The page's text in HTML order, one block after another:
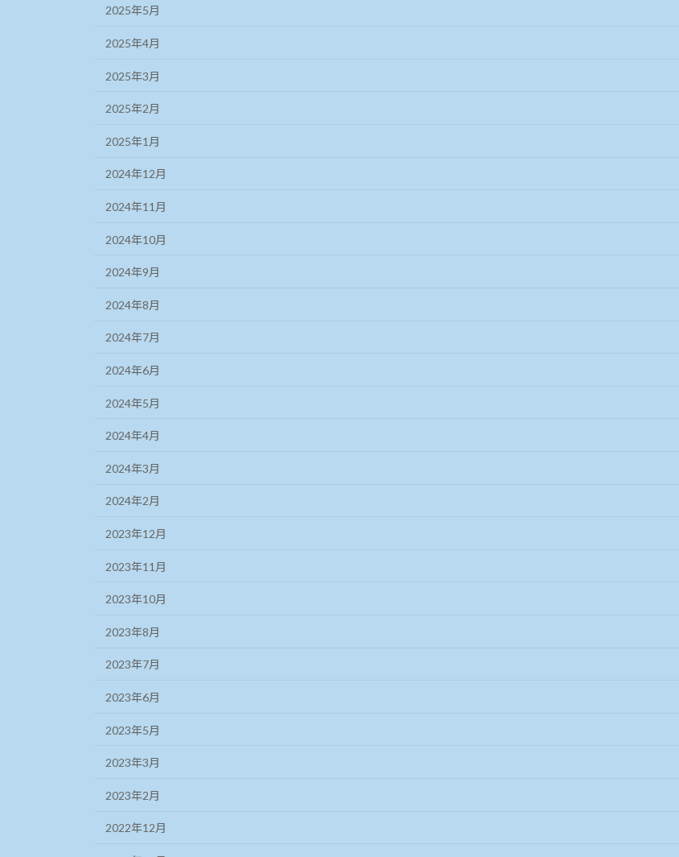
2025年5月
2025年4月
2025年3月
2025年2月
2025年1月
2024年12月
2024年11月
2024年10月
2024年9月
2024年8月
2024年7月
2024年6月
2024年5月
2024年4月
2024年3月
2024年2月
2023年12月
2023年11月
2023年10月
2023年8月
2023年7月
2023年6月
2023年5月
2023年3月
2023年2月
2022年12月